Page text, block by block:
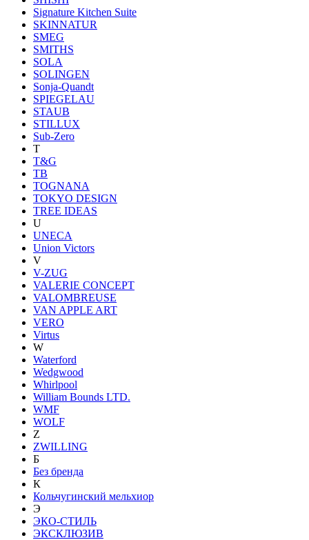
Signature Kitchen Suite
SKINNATUR
SMEG
SMITHS
SOLA
SOLINGEN
Sonja-Quandt
SPIEGELAU
STAUB
STILLUX
Sub-Zero
T
T&G
TB
TOGNANA
TOKYO DESIGN
TREE IDEAS
U
UNECA
Union Victors
V
V-ZUG
VALERIE CONCEPT
VALOMBREUSE
VAN APPLE ART
VERO
Virtus
W
Waterford
Wedgwood
Whirlpool
William Bounds LTD.
WMF
WOLF
Z
ZWILLING
Б
Без бренда
К
Кольчугинский мельхиор
Э
ЭКО-СТИЛЬ
ЭКСКЛЮЗИВ